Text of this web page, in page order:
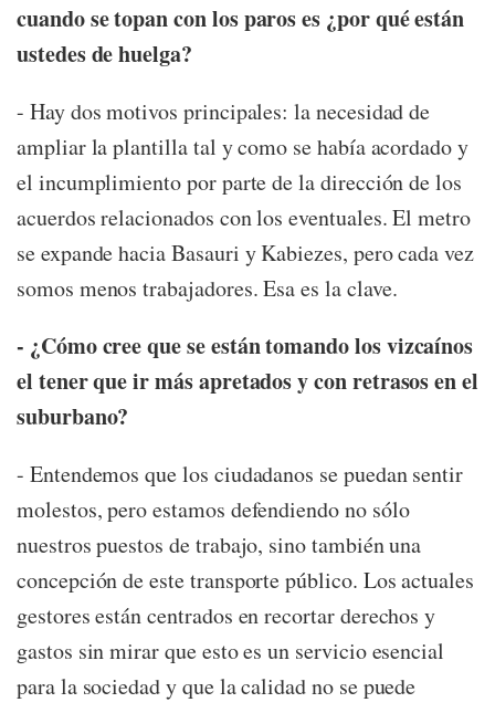
cuando se topan con los paros es ¿por qué están
ustedes de huelga?
- Hay dos motivos principales: la necesidad de
ampliar la plantilla tal y como se había acordado y
el incumplimiento por parte de la dirección de los
acuerdos relacionados con los eventuales. El metro
se expande hacia Basauri y Kabiezes, pero cada vez
somos menos trabajadores. Esa es la clave.
- ¿Cómo cree que se están tomando los vizcaínos
el tener que ir más apretados y con retrasos en el
suburbano?
- Entendemos que los ciudadanos se puedan sentir
molestos, pero estamos defendiendo no sólo
nuestros puestos de trabajo, sino también una
concepción de este transporte público. Los actuales
gestores están centrados en recortar derechos y
gastos sin mirar que esto es un servicio esencial
para la sociedad y que la calidad no se puede